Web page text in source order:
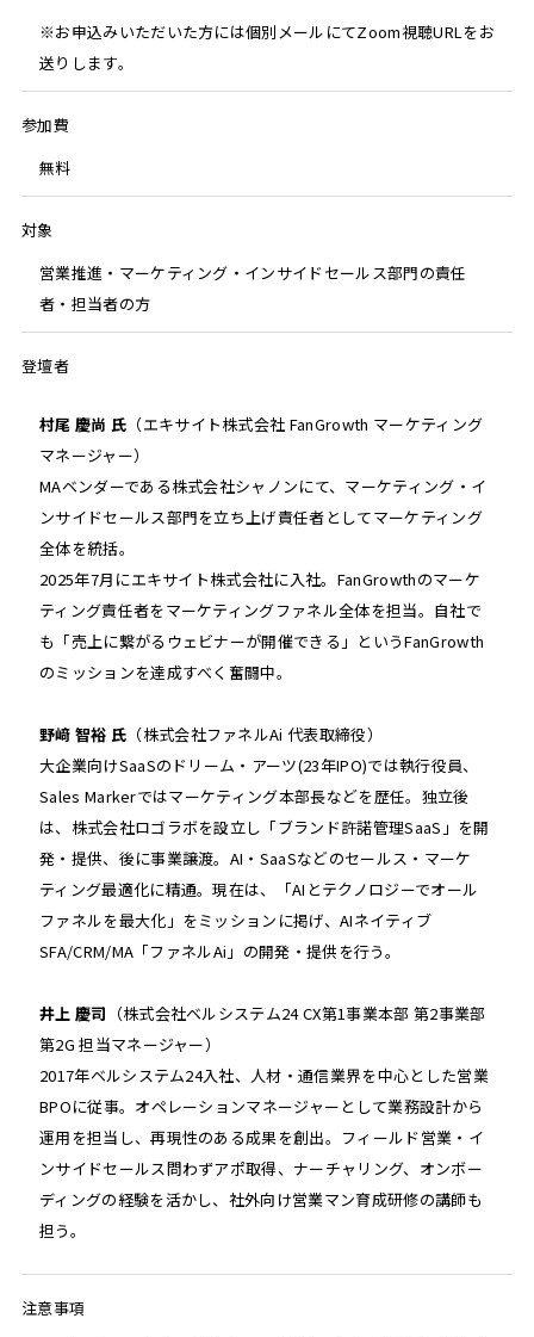
※お申込みいただいた方には個別メールにてZoom視聴URLをお
送りします。
参加費
無料
対象
営業推進・マーケティング・インサイドセールス部門の責任
者・担当者の方
登壇者
村尾 慶尚 氏 （エキサイト株式会社 FanGrowth マーケティング
マネージャー）
MAベンダーである株式会社シャノンにて、マーケティング・イ
ンサイドセールス部門を立ち上げ責任者としてマーケティング
全体を統括。
2025年7月にエキサイト株式会社に入社。FanGrowthのマーケ
ティング責任者をマーケティングファネル全体を担当。自社で
も「売上に繋がるウェビナーが開催できる」というFanGrowth
のミッションを達成すべく奮闘中。
野﨑 智裕 氏 （株式会社ファネルAi 代表取締役）
大企業向けSaaSのドリーム・アーツ(23年IPO)では執行役員、
Sales Markerではマーケティング本部長などを歴任。独立後
は、株式会社ロゴラボを設立し「ブランド許諾管理SaaS」を開
発・提供、後に事業譲渡。AI・SaaSなどのセールス・マーケ
ティング最適化に精通。現在は、「AIとテクノロジーでオール
ファネルを最大化」をミッションに掲げ、AIネイティブ
SFA/CRM/MA「ファネルAi」の開発・提供を行う。
井上 慶司 （株式会社ベルシステム24 CX第1事業本部 第2事業部
第2G 担当マネージャー）
2017年ベルシステム24入社、人材・通信業界を中心とした営業
BPOに従事。オペレーションマネージャーとして業務設計から
運用を担当し、再現性のある成果を創出。フィールド営業・イ
ンサイドセールス問わずアポ取得、ナーチャリング、オンボー
ディングの経験を活かし、社外向け営業マン育成研修の講師も
担う。
注意事項